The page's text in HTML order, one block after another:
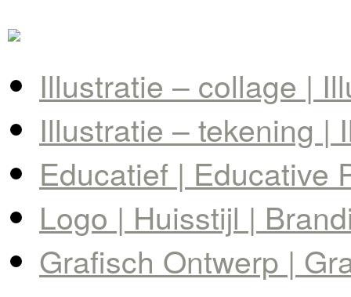
Illustratie – collage |
Illustratie – tekening |
Educatief | Educative
Logo | Huisstijl |
Grafisch Ontwerp |